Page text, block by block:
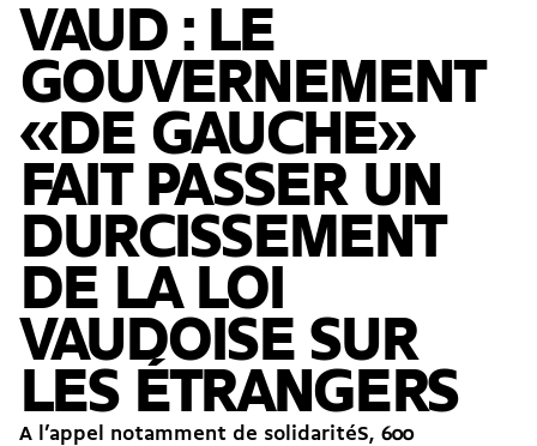
VAUD : LE
GOUVERNEMENT
«DE GAUCHE»
FAIT PASSER UN
DURCISSEMENT
DE LA LOI
VAUDOISE SUR
LES ÉTRANGERS
A l’appel notamment de solidaritéS, 600